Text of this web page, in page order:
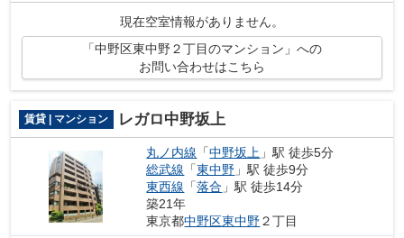
現在空室情報がありません。
「中野区東中野２丁目のマンション」への
お問い合わせはこちら
賃貸 | マンション レガロ中野坂上
丸ノ内線 「中野坂上 」駅 徒歩5分
総武線 「東中野 」駅 徒歩9分
東西線 「落合 」駅 徒歩14分
築21年
東京都中野区東中野２丁目